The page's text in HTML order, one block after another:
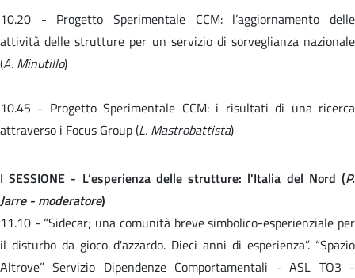
10.20 - Progetto Sperimentale CCM: l’aggiornamento delle
attività delle strutture per un servizio di sorveglianza nazionale
(A. Minutillo)
10.45 - Progetto Sperimentale CCM: i risultati di una ricerca
attraverso i Focus Group (L. Mastrobattista)
I SESSIONE - L’esperienza delle strutture: l'Italia del Nord (P.
Jarre - moderatore)
11.10 - “Sidecar; una comunità breve simbolico-esperienziale per
il disturbo da gioco d'azzardo. Dieci anni di esperienza”. “Spazio
Altrove” Servizio Dipendenze Comportamentali - ASL TO3 -